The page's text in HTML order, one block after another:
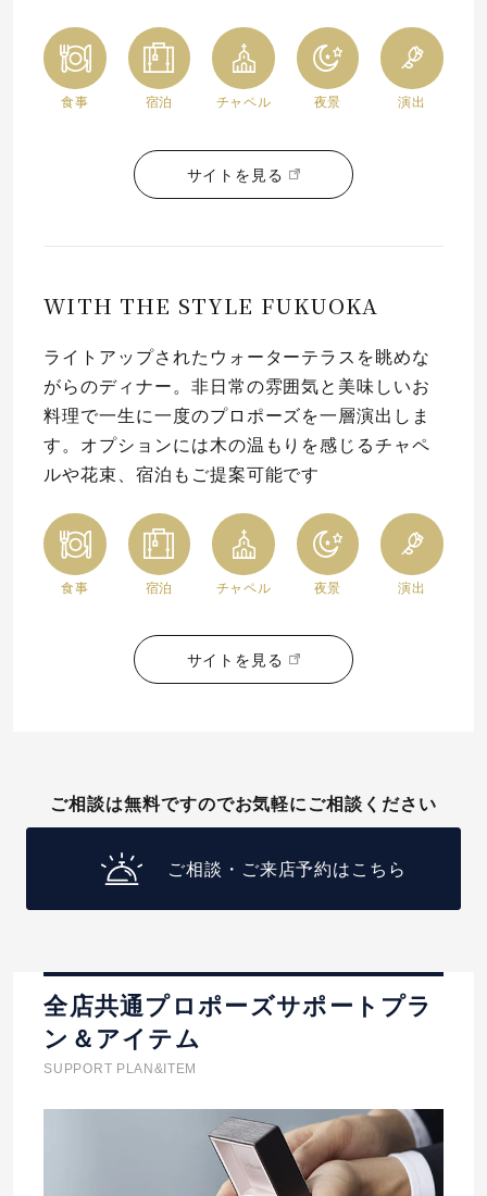
食事 宿泊 チャペル 夜景 演出
サイトを見る
WITH THE STYLE FUKUOKA
ライトアップされたウォーターテラスを眺めな
がらのディナー。非日常の雰囲気と美味しいお
料理で一生に一度のプロポーズを一層演出しま
す。オプションには木の温もりを感じるチャペ
ルや花束、宿泊もご提案可能です
食事 宿泊 チャペル 夜景 演出
サイトを見る
ご相談は無料ですのでお気軽にご相談ください
ご相談・ご来店予約はこちら
全店共通プロポーズサポートプラ
ン＆アイテム
SUPPORT PLAN&ITEM